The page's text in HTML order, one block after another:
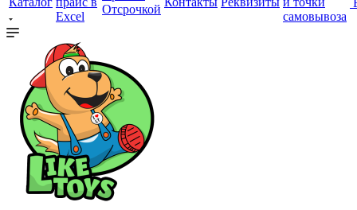
Excel
Отсрочкой
самовывоза